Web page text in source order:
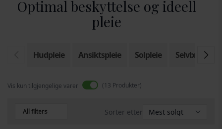
Optimal beskyttelse og ideell
pleie
Hudpleie Ansiktspleie Solpleie Selvbruner
Vis kun tilgjengelige varer 13 Produkter
All filters Sorter etter